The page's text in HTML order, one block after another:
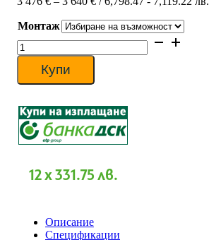
3
476 €
Монтаж
количество
за
Колонен
климатик
FDF100VD2/FDC100VNA
Micro
Inverter,
BTU
Купи
12 x 331.75 лв.
Описание
Спецификации